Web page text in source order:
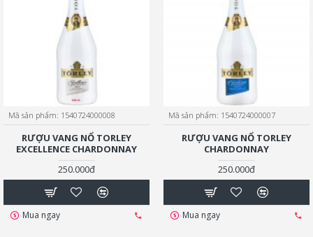
Mã sản phẩm: 1540724000008
RƯỢU VANG NỔ TORLEY
EXCELLENCE CHARDONNAY
250.000đ
Mua ngay
Mã sản phẩm: 1540724000007
RƯỢU VANG NỔ TORLEY
CHARDONNAY
250.000đ
Mua ngay